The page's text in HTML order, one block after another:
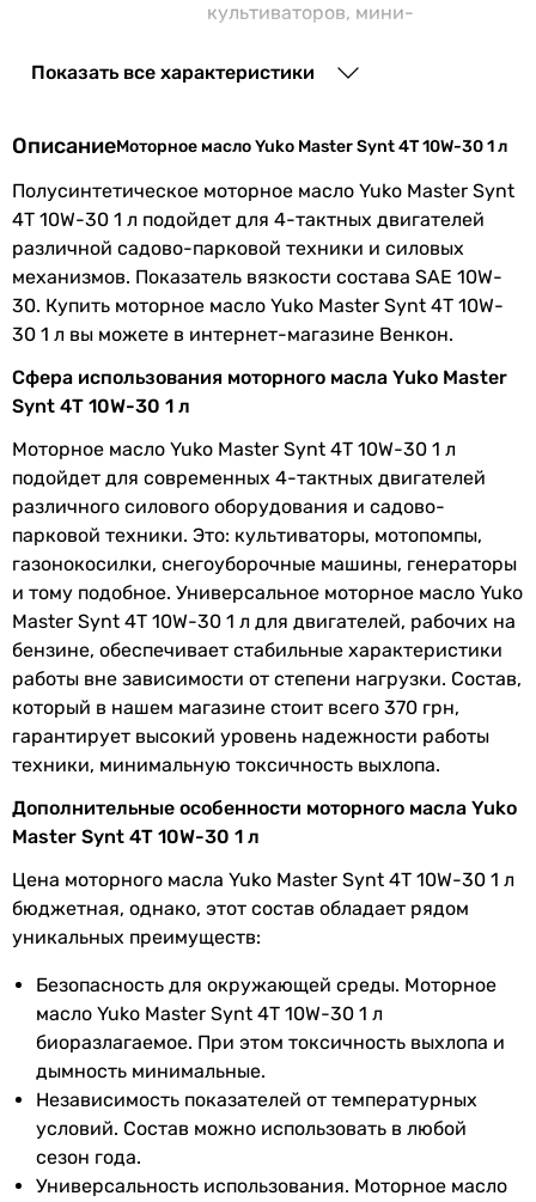
культиваторов, мини-
строительной техники, садовой
Особенности
универсальное
Производство Украина
EAN 4820070240450
Двигатель
Топливо бензин
Особенности
двигателя
четырехтактный
Спецификация масла
Классификация
API
SL, CF
Увидели ошибку в описании или характеристиках?
Сообщите нам об этом!
Сообщить об ошибке
Характеристики, комплектация и фотографии Yuko Master
Synt 4T 10W-30 1 л носят ознакомительный характер и могут
изменяться производителем без уведомления. Магазин не
производителем.
Показать все характеристики
ОписаниеМоторное масло Yuko Master Synt 4T 10W-30 1 л
Полусинтетическое моторное масло Yuko Master Synt
4T 10W-30 1 л подойдет для 4-тактных двигателей
различной садово-парковой техники и силовых
механизмов. Показатель вязкости состава SAE 10W-
30. Купить моторное масло Yuko Master Synt 4T 10W-
30 1 л вы можете в интернет-магазине Венкон.
Сфера использования моторного масла Yuko Master
Synt 4T 10W-30 1 л
Моторное масло Yuko Master Synt 4T 10W-30 1 л
подойдет для современных 4-тактных двигателей
различного силового оборудования и садово-
парковой техники. Это: культиваторы, мотопомпы,
газонокосилки, снегоуборочные машины, генераторы
и тому подобное. Универсальное моторное масло Yuko
Master Synt 4T 10W-30 1 л для двигателей, рабочих на
бензине, обеспечивает стабильные характеристики
работы вне зависимости от степени нагрузки. Состав,
который в нашем магазине стоит всего 370 грн,
гарантирует высокий уровень надежности работы
техники, минимальную токсичность выхлопа.
Дополнительные особенности моторного масла Yuko
Master Synt 4T 10W-30 1 л
Цена моторного масла Yuko Master Synt 4T 10W-30 1 л
бюджетная, однако, этот состав обладает рядом
уникальных преимуществ:
Безопасность для окружающей среды. Моторное
масло Yuko Master Synt 4T 10W-30 1 л
биоразлагаемое. При этом токсичность выхлопа и
дымность минимальные.
Независимость показателей от температурных
условий. Состав можно использовать в любой
сезон года.
Универсальность использования. Моторное масло